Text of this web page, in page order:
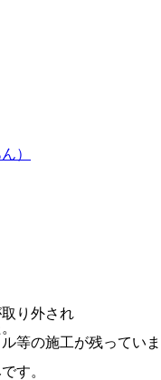
）
り外され
等の施工が残っていま
す。